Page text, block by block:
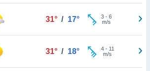
31° / 17° 3- 6
m/s
31° / 18° 4- 11
m/s